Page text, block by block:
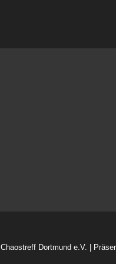
Chaostreff Dortmund e.V. |